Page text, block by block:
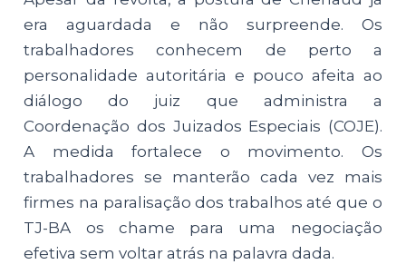
era aguardada e não surpreende. Os
trabalhadores conhecem de perto a
personalidade autoritária e pouco afeita ao
diálogo do juiz que administra a
Coordenação dos Juizados Especiais (COJE).
A medida fortalece o movimento. Os
trabalhadores se manterão cada vez mais
firmes na paralisação dos trabalhos até que o
TJ-BA os chame para uma negociação
efetiva sem voltar atrás na palavra dada.